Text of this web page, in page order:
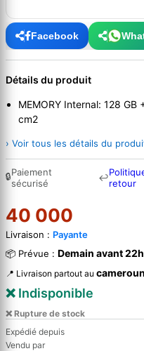
Facebook
Détails du produit
MEMORY Internal: 128
cm2
› Voir tous les détails du
🔒Paiement
sécurisé
↩retour
40 000
Livraison : Payante
📦 Prévue : Demain avant 22h
📍 Livraison partout au cameroun
❌ Indisponible
❌ Rupture de stock
Expédié depuis
Vendu par